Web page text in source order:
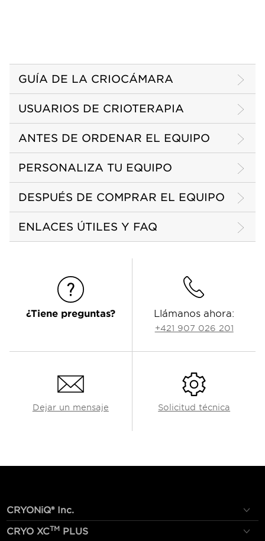
GUÍA DE LA CRIOCÁMARA
USUARIOS DE CRIOTERAPIA
ANTES DE ORDENAR EL EQUIPO
PERSONALIZA TU EQUIPO
DESPUÉS DE COMPRAR EL EQUIPO
ENLACES ÚTILES Y FAQ
¿Tiene preguntas? Llámanos ahora:
+421 907 026 201
Dejar un mensaje Solicitud técnica
CRYONiQ® Inc.
CRYO XCTM PLUS